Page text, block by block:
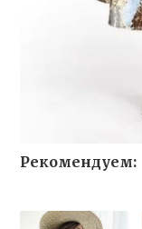
Рекомендуем: